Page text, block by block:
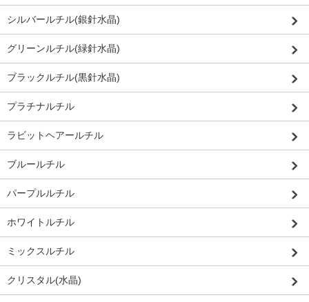
シルバールチル(銀針水晶)
グリーンルチル(緑針水晶)
ブラックルチル(黒針水晶)
プラチナルチル
ラビットヘアールチル
ブルールチル
パープルルチル
ホワイトルチル
ミックスルチル
クリスタル(水晶)